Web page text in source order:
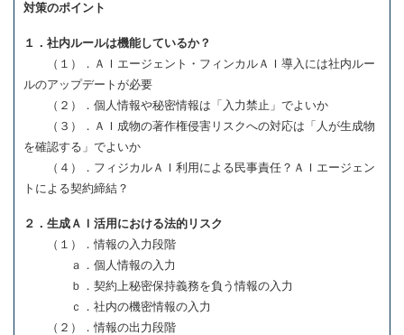
対策のポイント
１．社内ルールは機能しているか？
（１）．ＡＩエージェント・フィンカルＡＩ導入には社内ルー
ルのアップデートが必要
（２）．個人情報や秘密情報は「入力禁止」でよいか
（３）．ＡＩ成物の著作権侵害リスクへの対応は「人が生成物
を確認する」でよいか
（４）．フィジカルＡＩ利用による民事責任？ＡＩエージェン
トによる契約締結？
２．生成ＡＩ活用における法的リスク
（１）．情報の入力段階
ａ．個人情報の入力
ｂ．契約上秘密保持義務を負う情報の入力
ｃ．社内の機密情報の入力
（２）．情報の出力段階